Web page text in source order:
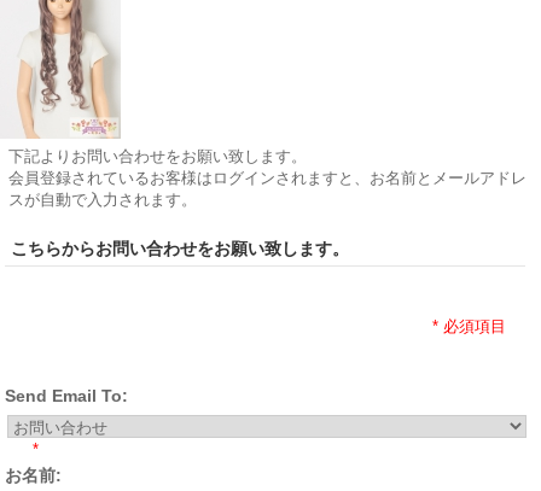
下記よりお問い合わせをお願い致します。
会員登録されているお客様はログインされますと、お名前とメールアドレ
スが自動で入力されます。
こちらからお問い合わせをお願い致します。
* 必須項目
Send Email To:
*
お名前: